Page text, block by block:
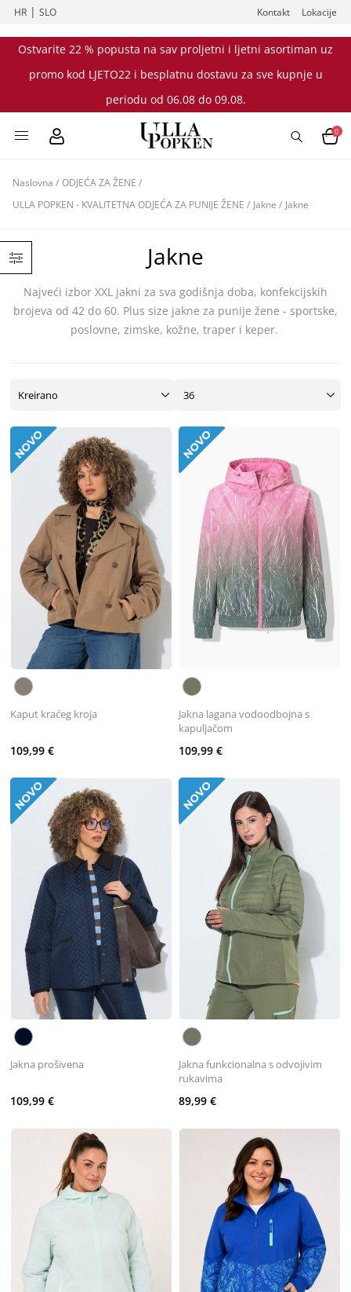
HR |SLO Kontakt Lokacije
Ostvarite 22 % popusta na sav proljetni i ljetni asortiman uz
promo kod LJETO22 i besplatnu dostavu za sve kupnje u
periodu od 06.08 do 09.08.
0
Naslovna / ODJEĆA ZA ŽENE /
ULLA POPKEN - KVALITETNA ODJEĆA ZA PUNIJE ŽENE / Jakne / Jakne
Jakne
Najveći izbor XXL jakni za sva godišnja doba, konfekcijskih
brojeva od 42 do 60. Plus size jakne za punije žene - sportske,
poslovne, zimske, kožne, traper i keper.
Kaput kraćeg kroja
109,99 €
Jakna lagana vodoodbojna s
kapuljačom
109,99 €
Jakna prošivena
109,99 €
Jakna funkcionalna s odvojivim
rukavima
89,99 €